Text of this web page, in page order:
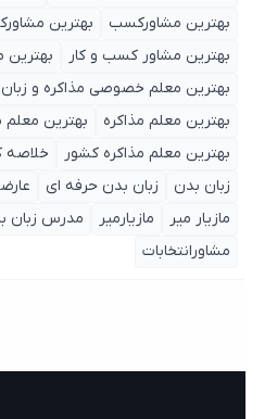
بهترین مشاورکسب
بهترین مشاورکسب
بهترین مشاور کسب و کار
بهترین
بهترین معلم خصوصی مذاکره و زبان بدن
بهترین معلم مذاکره
بهترین معلم
بهترین معلم مذاکره کشور
خلاصه کتاب
زبان بدن
زبان بدن حرفه ای
عارضه
مازیار میر
مازیارمیر مدرس زبان بدن
مشاورانتخابات